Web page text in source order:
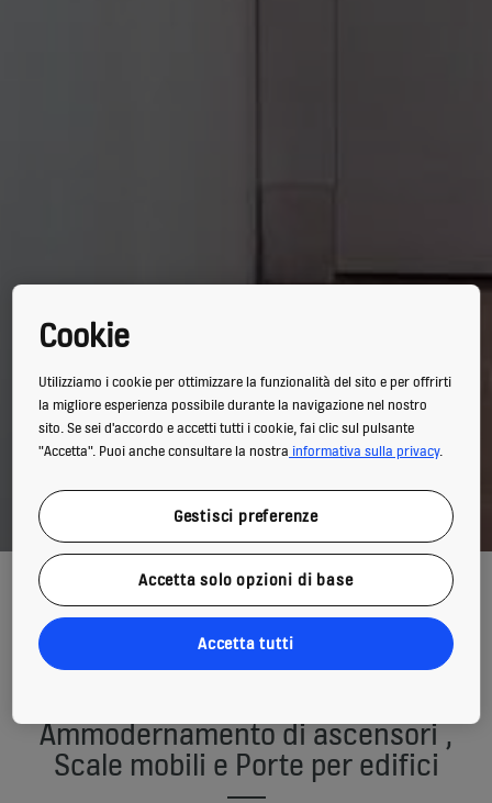
I benefici sono immediati: oltre a migliorare l’aspetto estetico,
l’accessibilità e il comfort, i nuovi impianti consentono di
gestire una maggiore portata di traffico con una affidabilità
superiore e minori consumi energetici.
Ammodernamento di ascensori ,
Scale mobili e Porte per edifici
Cookie
Utilizziamo i cookie per ottimizzare la funzionalità del sito e per offrirti
la migliore esperienza possibile durante la navigazione nel nostro
sito. Se sei d'accordo e accetti tutti i cookie, fai clic sul pulsante
"Accetta". Puoi anche consultare la nostra informativa sulla privacy.
Gestisci preferenze
Accetta solo opzioni di base
Accetta tutti